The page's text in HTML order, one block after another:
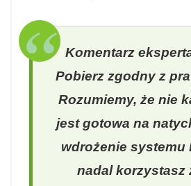
Komentarz
Pobierz zgodny z
Rozumiemy, że nie
jest gotowa na
wdrożenie systemu
nadal korzystasz